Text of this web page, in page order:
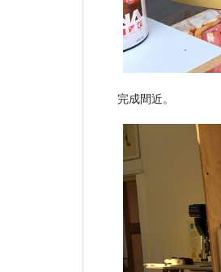
完成間近。